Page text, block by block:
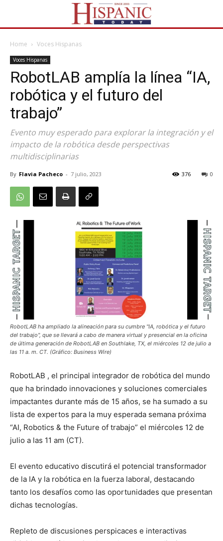
Home Voces Hispanas
Voces Hispanas
RobotLAB amplía la línea “IA,
robótica y el futuro del
trabajo”
Evento muy esperado para explorar la integración y el
impacto de la robótica desde perspectivas
multidisciplinarias
By Flavia Pacheco - 7 julio, 2023 0
376
RobotLAB ha ampliado la alineación para su cumbre "IA, robótica y el futuro
del trabajo", que se llevará a cabo de manera virtual y presencial en la oficina
de última generación de RobotLAB en Southlake, TX, el miércoles 12 de julio a
las 11 a. m. CT. (Gráfico: Business Wire)
RobotLAB , el principal integrador de robótica del mundo
que ha brindado innovaciones y soluciones comerciales
impactantes durante más de 15 años, se ha sumado a su
lista de expertos para la muy esperada semana próxima
“AI, Robotics & the Future of trabajo” el miércoles 12 de
julio a las 11 am (CT).
El evento educativo discutirá el potencial transformador
de la IA y la robótica en la fuerza laboral, destacando
tanto los desafíos como las oportunidades que presentan
dichas tecnologías.
Repleto de discusiones perspicaces e interactivas